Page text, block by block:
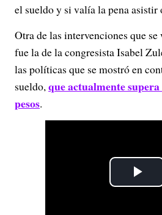
el sueldo y si valía la pena asistir
Otra de las intervenciones que
fue la de la congresista Isabel
las políticas que se mostró en
sueldo,que actualmente
pesos.
P